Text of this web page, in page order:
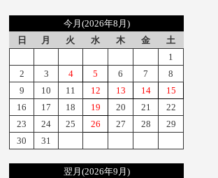
今月(2026年8月)
日
月 火 水 木 金
土
1
2
3 4 5 6 7
8
9
10 11 12 13 14
15
16
17 18 19 20 21
22
23
24 25 26 27 28
29
30
31
翌月(2026年9月)